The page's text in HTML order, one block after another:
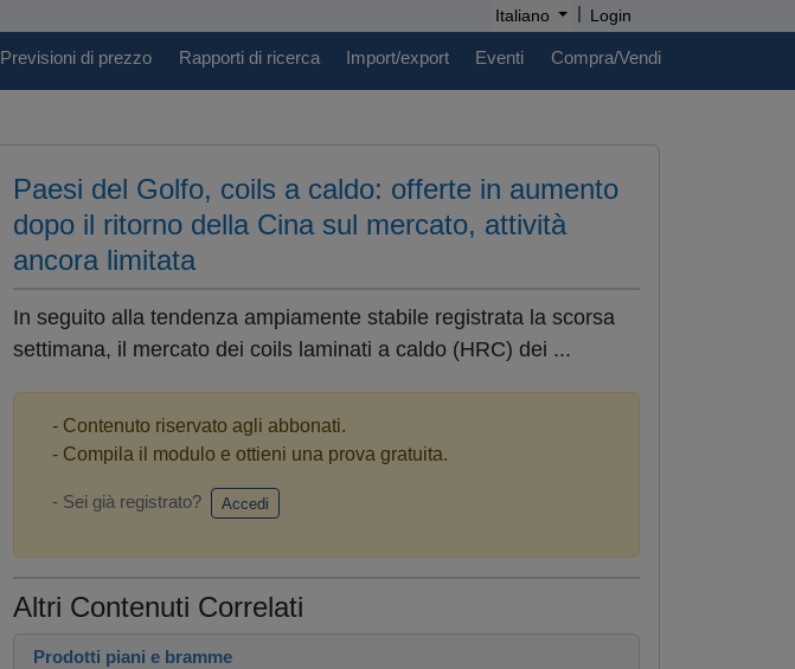
Italiano | Login
Previsioni di prezzo Rapporti di ricerca Import/export Eventi Compra/Vendi
Paesi del Golfo, coils a caldo: offerte in aumento
dopo il ritorno della Cina sul mercato, attività
ancora limitata
In seguito alla tendenza ampiamente stabile registrata la scorsa
settimana, il mercato dei coils laminati a caldo (HRC) dei ...
- Contenuto riservato agli abbonati.
- Compila il modulo e ottieni una prova gratuita.
- Sei già registrato? Accedi
Altri Contenuti Correlati
Prodotti piani e bramme